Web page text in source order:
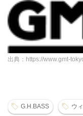
出典：https://www.gmt-
G.H.BASS ウ